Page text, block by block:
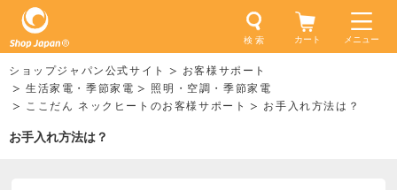
メニュー
検 索 カート
ショップジャパン公式サイト
お客様サポート
生活家電・季節家電
照明・空調・季節家電
ここだん ネックヒートのお客様サポート
お手入れ方法は？
お手入れ方法は？